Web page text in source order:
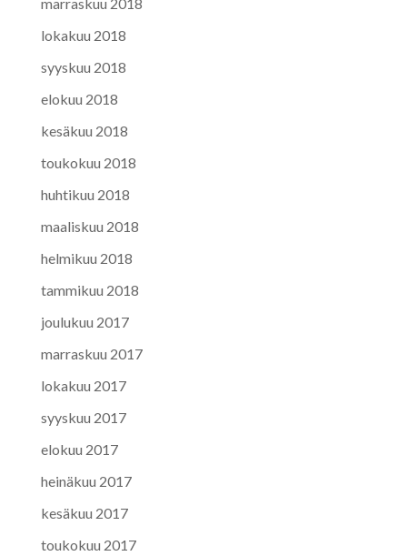
marraskuu 2018
lokakuu 2018
syyskuu 2018
elokuu 2018
kesäkuu 2018
toukokuu 2018
huhtikuu 2018
maaliskuu 2018
helmikuu 2018
tammikuu 2018
joulukuu 2017
marraskuu 2017
lokakuu 2017
syyskuu 2017
elokuu 2017
heinäkuu 2017
kesäkuu 2017
toukokuu 2017